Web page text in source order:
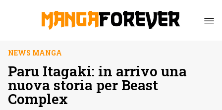
NEWS MANGA
Paru Itagaki: in arrivo una
nuova storia per Beast
Complex